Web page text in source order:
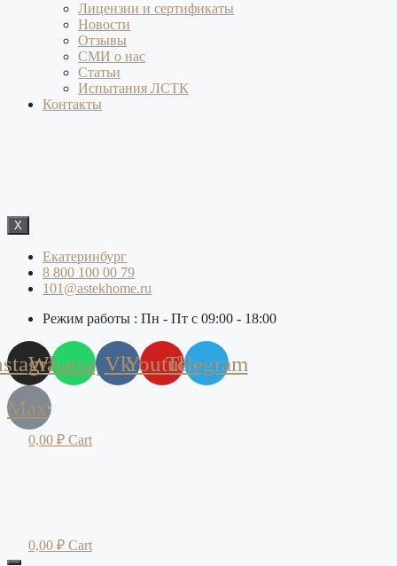
Лицензии и сертификаты
Новости
Отзывы
СМИ о нас
Статьи
Испытания ЛСТК
Контакты
X
Екатеринбург
8 800 100 00 79
101@astekhome.ru
Режим работы : Пн - Пт с 09:00 - 18:00
WhatsappVkYoutubeTelegram
Max
0,00 ₽ Cart
0,00 ₽ Cart